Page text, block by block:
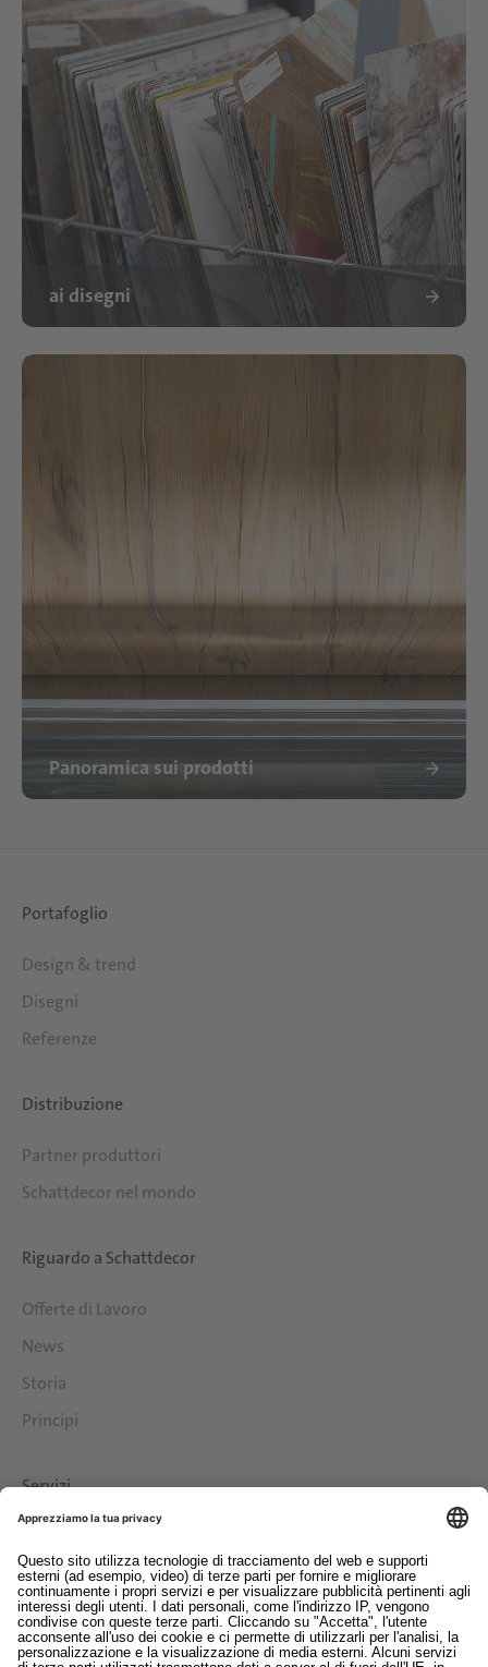
ai disegni
Panoramica sui prodotti
Portafoglio
Design & trend
Disegni
Referenze
Distribuzione
Partner produttori
Schattdecor nel mondo
Riguardo a Schattdecor
Offerte di Lavoro
News
Storia
Principi
Servizi
Contatto
EDI